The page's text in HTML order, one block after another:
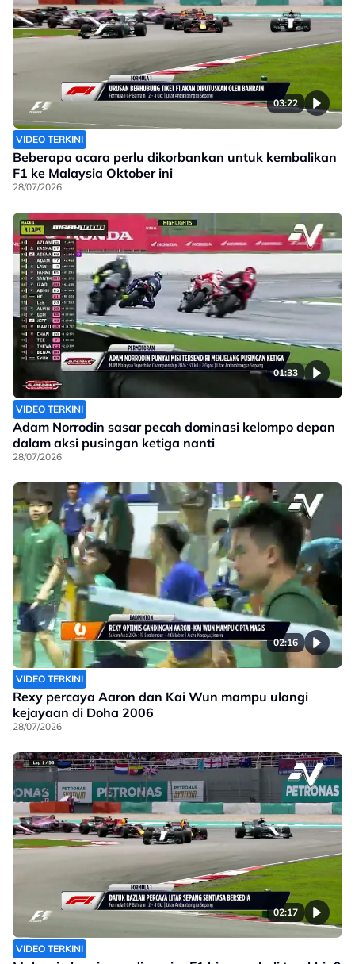
03:22
VIDEO TERKINI
Beberapa acara perlu dikorbankan untuk kembalikan
F1 ke Malaysia Oktober ini
28/07/2026
01:33
VIDEO TERKINI
Adam Norrodin sasar pecah dominasi kelompo depan
dalam aksi pusingan ketiga nanti
28/07/2026
02:16
VIDEO TERKINI
Rexy percaya Aaron dan Kai Wun mampu ulangi
kejayaan di Doha 2006
28/07/2026
02:17
VIDEO TERKINI